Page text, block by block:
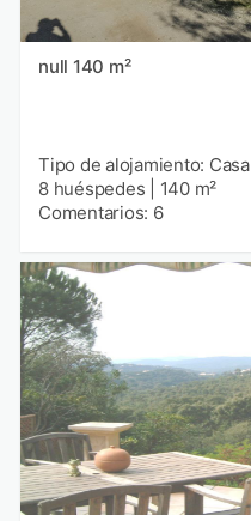
null 140 m²
Tipo de alojamiento: Casa
8 huéspedes
140 m²
Comentarios: 6